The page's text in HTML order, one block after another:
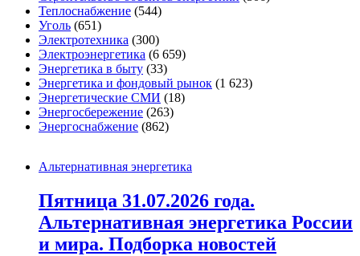
Теплоснабжение (544)
Уголь (651)
Электротехника (300)
Электроэнергетика (6 659)
Энергетика в быту (33)
Энергетика и фондовый рынок (1 623)
Энергетические СМИ (18)
Энергосбережение (263)
Энергоснабжение (862)
Альтернативная энергетика
Пятница 31.07.2026 года.
Альтернативная энергетика России
и мира. Подборка новостей